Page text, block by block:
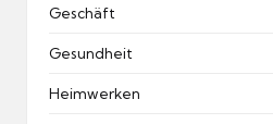
Geschäft
Gesundheit
Heimwerken